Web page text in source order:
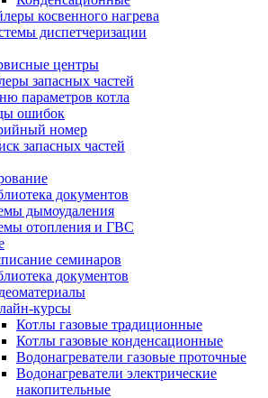
косвенного нагрева
диспетчеризации
центры
запасных частей
параметров котла
ошибок
номер
запасных частей
документов
дымоудаления
отопления и ГВС
семинаров
документов
курсы
Котлы газовые традиционные
Котлы газовые конденсационные
Водонагреватели газовые проточные
Водонагреватели электрические
накопительные